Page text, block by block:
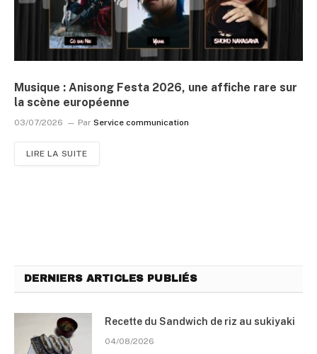
Musique : Anisong Festa 2026, une affiche rare sur
la scène européenne
03/07/2026 Par Service communication
LIRE LA SUITE
DERNIERS ARTICLES PUBLIÉS
Recette du Sandwich de riz au sukiyaki
04/08/2026